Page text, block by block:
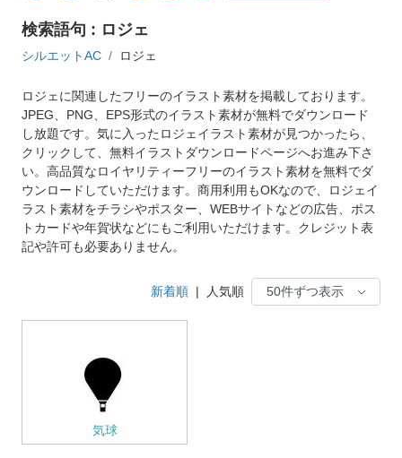
検索語句 : ロジェ
シルエットAC ロジェ
ロジェに関連したフリーのイラスト素材を掲載しております。
JPEG、PNG、EPS形式のイラスト素材が無料でダウンロード
し放題です。気に入ったロジェイラスト素材が見つかったら、
クリックして、無料イラストダウンロードページへお進み下さ
い。高品質なロイヤリティーフリーのイラスト素材を無料でダ
ウンロードしていただけます。商用利用もOKなので、ロジェイ
ラスト素材をチラシやポスター、WEBサイトなどの広告、ポス
トカードや年賀状などにもご利用いただけます。クレジット表
記や許可も必要ありません。
新着順 | 人気順
気球